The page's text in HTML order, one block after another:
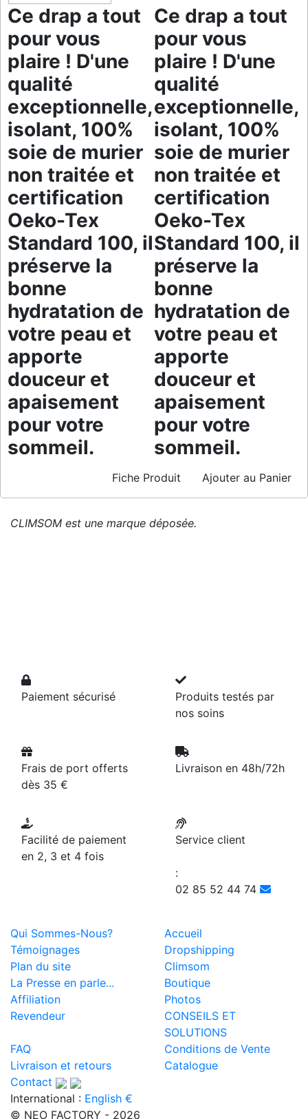
Ce drap a tout
pour vous
plaire ! D'une
qualité
exceptionnelle,
isolant, 100%
soie de murier
non traitée et
certification
Oeko-Tex
Standard 100, il
préserve la
bonne
hydratation de
votre peau et
apporte
douceur et
apaisement
pour votre
sommeil.
Ce drap a tout
pour vous
plaire ! D'une
qualité
exceptionnelle,
isolant, 100%
soie de murier
non traitée et
certification
Oeko-Tex
Standard 100, il
préserve la
bonne
hydratation de
votre peau et
apporte
douceur et
apaisement
pour votre
sommeil.
Fiche Produit Ajouter au Panier
CLIMSOM est une marque déposée.
Paiement sécurisé
Produits testés par
nos soins
Frais de port offerts
dès 35 €
Livraison en 48h/72h
Facilité de paiement
en 2, 3 et 4 fois
Service client
:
02 85 52 44 74
Qui Sommes-Nous?
Accueil
Témoignages
Dropshipping
Plan du site
Climsom
La Presse en parle...
Boutique
Affiliation
Photos
Revendeur
CONSEILS ET
SOLUTIONS
FAQ
Conditions de Vente
Livraison et retours
Catalogue
Contact
International : English €
© NEO FACTORY - 2026